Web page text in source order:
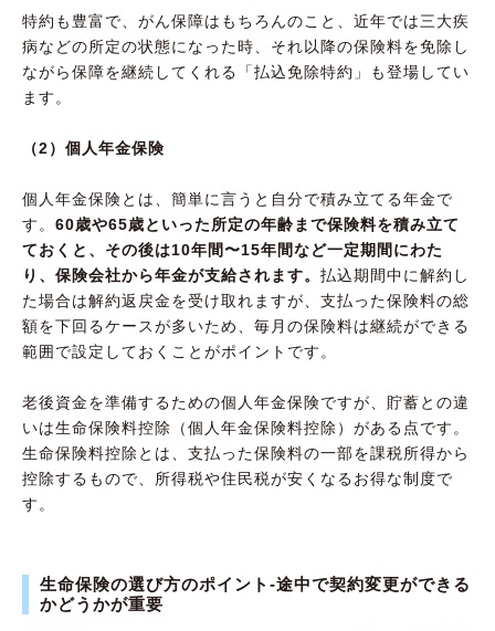
特約も豊富で、がん保障はもちろんのこと、近年では三大疾
病などの所定の状態になった時、それ以降の保険料を免除し
ながら保障を継続してくれる「払込免除特約」も登場してい
ます。
（2）個人年金保険
個人年金保険とは、簡単に言うと自分で積み立てる年金で
す。 60歳や65歳といった所定の年齢まで保険料を積み立て
ておくと、その後は10年間〜15年間など一定期間にわた
り、保険会社から年金が支給されます。 払込期間中に解約し
た場合は解約返戻金を受け取れますが、支払った保険料の総
額を下回るケースが多いため、毎月の保険料は継続ができる
範囲で設定しておくことがポイントです。
老後資金を準備するための個人年金保険ですが、貯蓄との違
いは生命保険料控除（個人年金保険料控除）がある点です。
生命保険料控除とは、支払った保険料の一部を課税所得から
控除するもので、所得税や住民税が安くなるお得な制度で
す。
生命保険の選び方のポイント-途中で契約変更ができる
かどうかが重要